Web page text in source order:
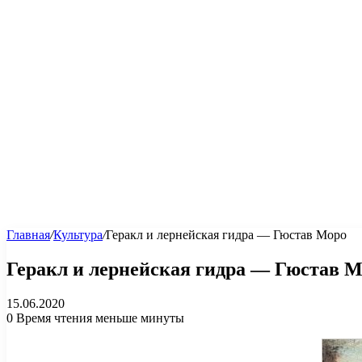
Главная/Культура/Геракл и лернейская гидра — Гюстав Моро
Геракл и лернейская гидра — Гюстав
15.06.2020
0 Время чтения меньше минуты